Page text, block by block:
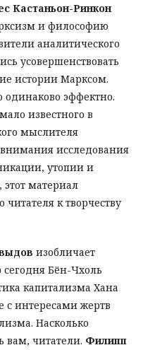
Кастаньон-Ринкон
и философию
аналитического
усовершенствовать
истории Марксом.
эффектно.
известного в
мыслителя
исследования
утопии и
материал
к творчеству
изобличает
Бён-Чхоль
капитализма Хана
с интересами жертв
Насколько
вам, читатели. Филипп